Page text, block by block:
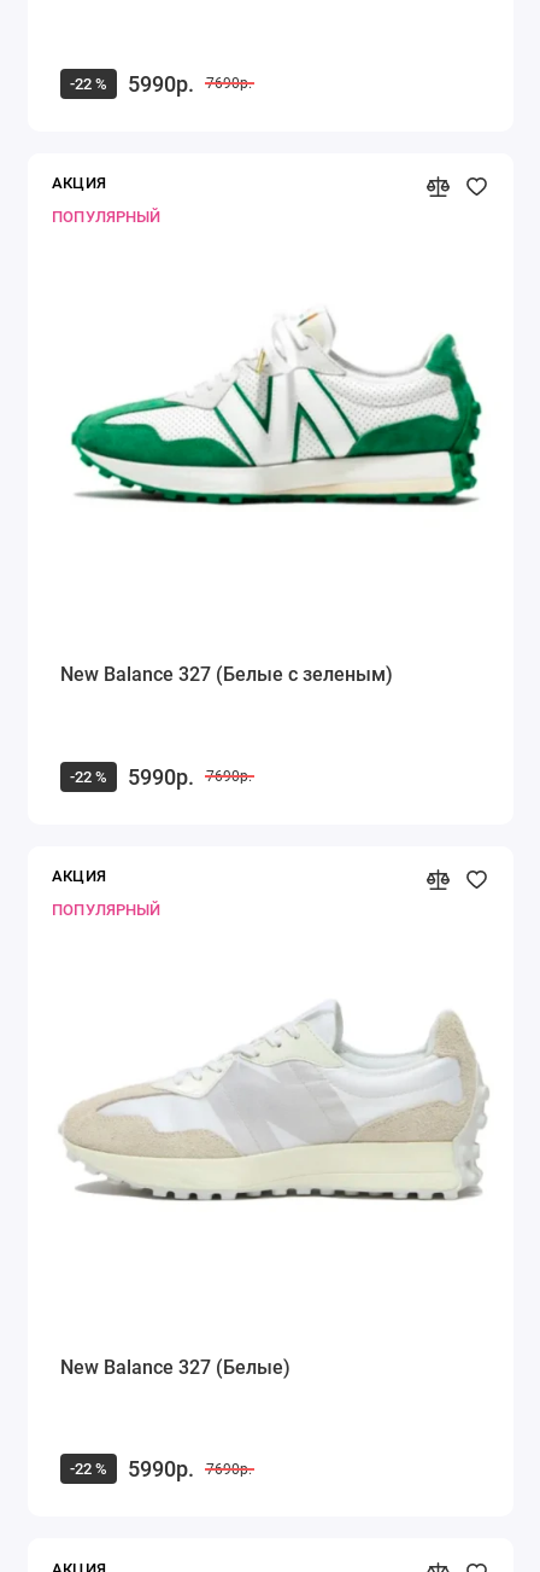
-22 % 5990р. 7690р.
АКЦИЯ
ПОПУЛЯРНЫЙ
New Balance 327 (Белые с зеленым)
-22 % 5990р. 7690р.
АКЦИЯ
ПОПУЛЯРНЫЙ
New Balance 327 (Белые)
-22 % 5990р. 7690р.